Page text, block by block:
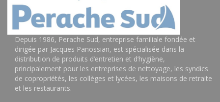
Depuis 1986, Perache Sud, entreprise familiale fondée et
dirigée par Jacques Panossian, est spécialisée dans la
distribution de produits d’entretien et d’hygiène,
principalement pour les entreprises de nettoyage, les syndics
de copropriétés, les collèges et lycées, les maisons de retraite
et les restaurants.